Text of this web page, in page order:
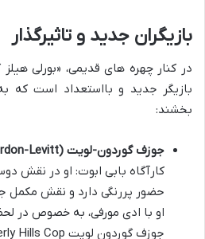
بازیگران جدید و تاثیرگذار
در کنار چهره های قدیمی، «بورلی
بازیگر جدید و بااستعداد است که
بخشند:
جوزف گوردون-لویت (Joseph Gordon-Levitt)
کارآگاه بابی ابوت: او در نقش
حضور پررنگی دارد و نقش مکمل
او با ادی مورفی، به خصوص در